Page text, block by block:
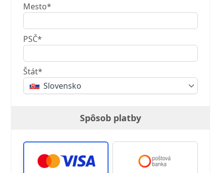
Mesto*
PSČ*
Štát*
Slovensko
Spôsob platby